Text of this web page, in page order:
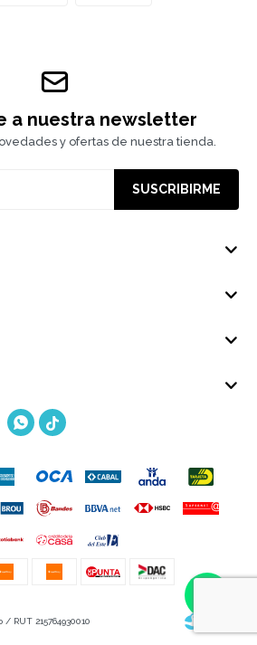
a nuestra newsletter
y ofertas de nuestra tienda.
SUSCRIBIRME

RUT 215764930010